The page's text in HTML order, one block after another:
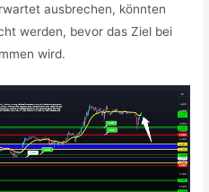
ausbrechen, könnten
werden, bevor das Ziel bei
wird.